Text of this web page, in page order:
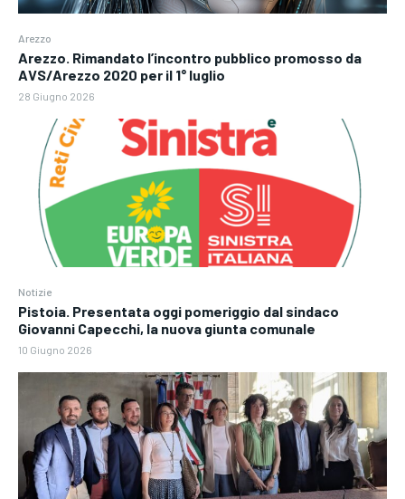
Arezzo
Arezzo. Rimandato l’incontro pubblico promosso da
AVS/Arezzo 2020 per il 1° luglio
28 Giugno 2026
Notizie
Pistoia. Presentata oggi pomeriggio dal sindaco
Giovanni Capecchi, la nuova giunta comunale
10 Giugno 2026